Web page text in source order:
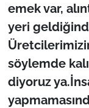
emek var,
yeri
söylemde
diyoruz